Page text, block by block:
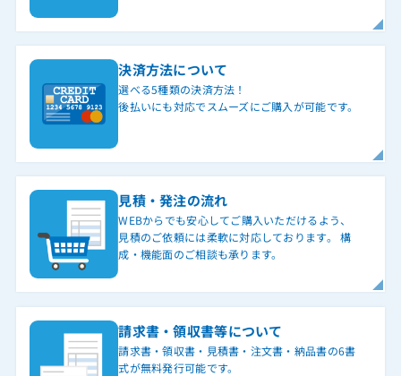
決済方法について
選べる5種類の決済方法！
後払いにも対応でスムーズにご購入が可能です。
見積・発注の流れ
WEBからでも安心してご購入いただけるよう、
見積のご依頼には柔軟に対応しております。 構
成・機能面のご相談も承ります。
請求書・領収書等について
請求書・領収書・見積書・注文書・納品書の6書
式が無料発行可能です。